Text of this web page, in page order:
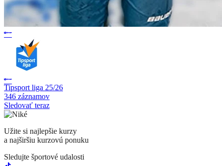
Tipsport liga 25/26
346 záznamov
Sledovať teraz
Užite si najlepšie kurzy
a najširšiu kurzovú ponuku
Sledujte športové udalosti